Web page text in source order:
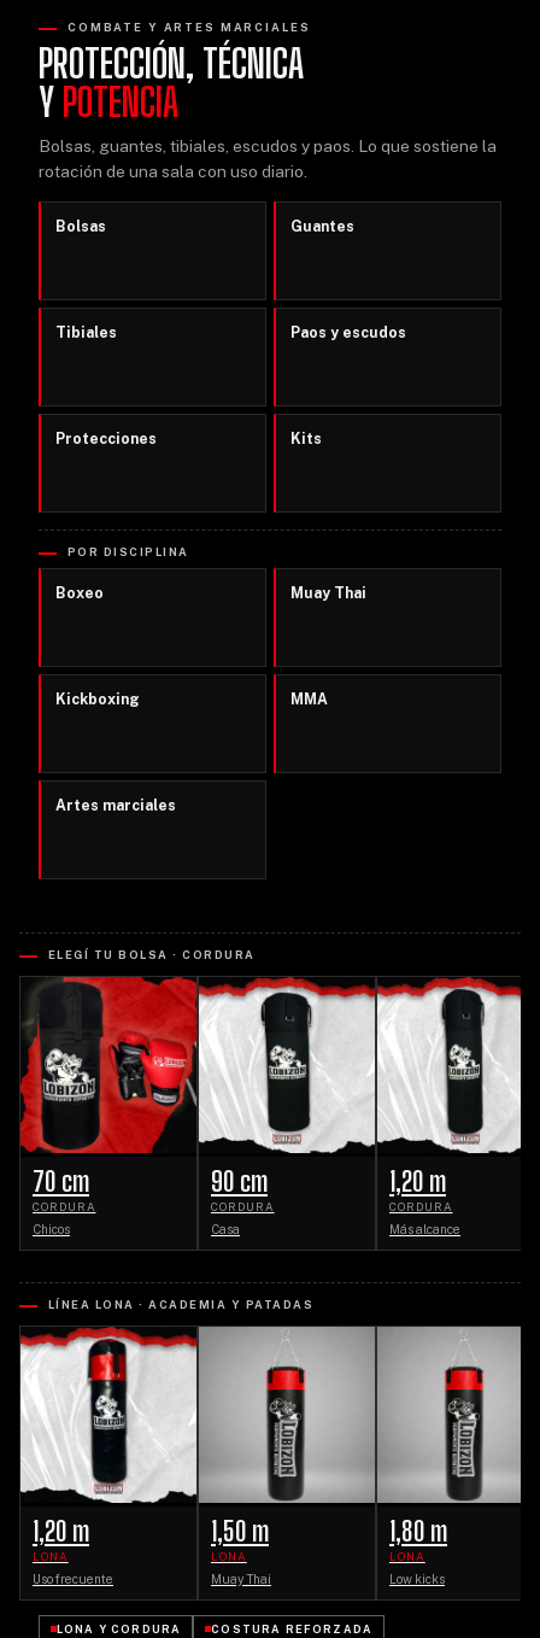
COMBATE Y ARTES MARCIALES
PROTECCIÓN, TÉCNICA
Y POTENCIA
Bolsas, guantes, tibiales, escudos y paos. Lo que sostiene la
rotación de una sala con uso diario.
Bolsas Guantes
Tibiales Paos y escudos
Protecciones Kits
POR DISCIPLINA
Boxeo Muay Thai
Kickboxing MMA
Artes marciales
ELEGÍ TU BOLSA · CORDURA
70 cm
CORDURA
Chicos
90 cm
CORDURA
Casa
1,20 m
CORDURA
Más alcance
LÍNEA LONA · ACADEMIA Y PATADAS
1,20 m
LONA
Uso frecuente
1,50 m
LONA
Muay Thai
1,80 m
LONA
Low kicks
LONA Y CORDURA COSTURA REFORZADA